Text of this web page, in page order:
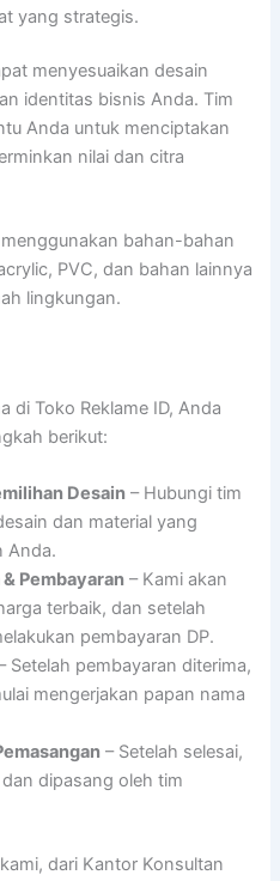
yang strategis.
menyesuaikan desain
identitas bisnis Anda. Tim
Anda untuk menciptakan
nilai dan citra
bahan-bahan
PVC, dan bahan lainnya
lingkungan.
di Toko Reklame ID, Anda
berikut:
Desain – Hubungi tim
dan material yang
Anda.
Pembayaran – Kami akan
terbaik, dan setelah
pembayaran DP.
Setelah pembayaran diterima,
mengerjakan papan nama
– Setelah selesai,
dipasang oleh tim
dari Kantor Konsultan